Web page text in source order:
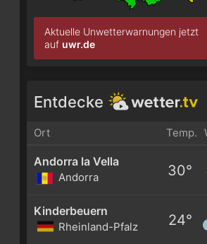
Aktuelle Unwetterwarnungen jetzt
auf uwr.de
Entdecke
Ort Temp.
Andorra la Vella
Andorra 30°
Kinderbeuern
Rheinland-Pfalz 24°